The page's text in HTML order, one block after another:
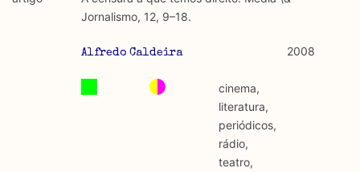
académicos.
Limitações
produzidos até 2022, contudo não foi possível ter acesso
a algumas das publicações que aqui se encontram
discurso e uso da liberdade de expressão. Trata-se de
uma censura que é omnipresente, dado que é
Regulatória e Constitutiva : são combinadas ambas
abordagens.
Jornalismo, 12, 9–18.
Alfredo Caldeira 2008
cinema,
literatura,
periódicos,
rádio,
teatro,